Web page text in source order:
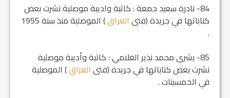
84- نادرة سعيد جمعة : كاتبة واديبة موصلية نشرت بعض
كتاباتها في جريدة (فتى العراق
) الموصلية منذ سنة 1955
.
85- بشرى محمد نذير الغلامي : كاتبة وأديبة موصلية
نشرت بعض كتاباتها في جريدة (فتى العراق) الموصلية
في الخمسينات .